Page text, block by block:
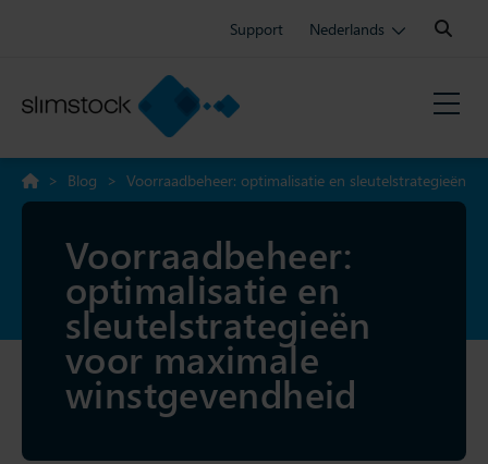
Support Nederlands
Search:
> Blog > Voorraadbeheer: optimalisatie en sleutelstrategieën
voor maximale winstgevendheid
Voorraadbeheer:
optimalisatie en
sleutelstrategieën
voor maximale
winstgevendheid